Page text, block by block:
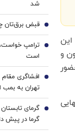
و
شد
قبض برق‌تان 2
ترامپ خواست،
است
3
افشاگری مقام
تهران به بمب
4
گرما در پیش
5